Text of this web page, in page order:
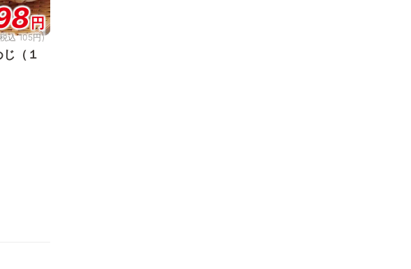
円
込 105円)
（１